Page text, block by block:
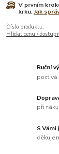
V prvním
krku.Jak
Číslo produktu:
Hlídat cenu /
Ruční
poctivá
při
S Vámi